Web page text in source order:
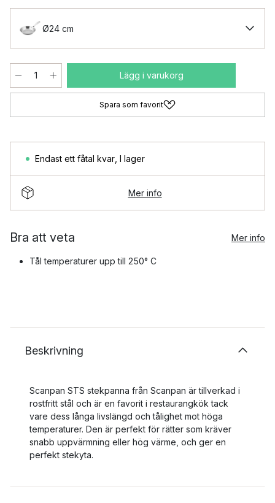
Ø24 cm
Lägg i varukorg
Spara som favorit
Endast ett fåtal kvar I lager
Mer info
Bra att veta Mer info
Tål temperaturer upp till 250° C
Beskrivning
Scanpan STS stekpanna från Scanpan är tillverkad i
rostfritt stål och är en favorit i restaurangkök tack
vare dess långa livslängd och tålighet mot höga
temperaturer. Den är perfekt för rätter som kräver
snabb uppvärmning eller hög värme, och ger en
perfekt stekyta.